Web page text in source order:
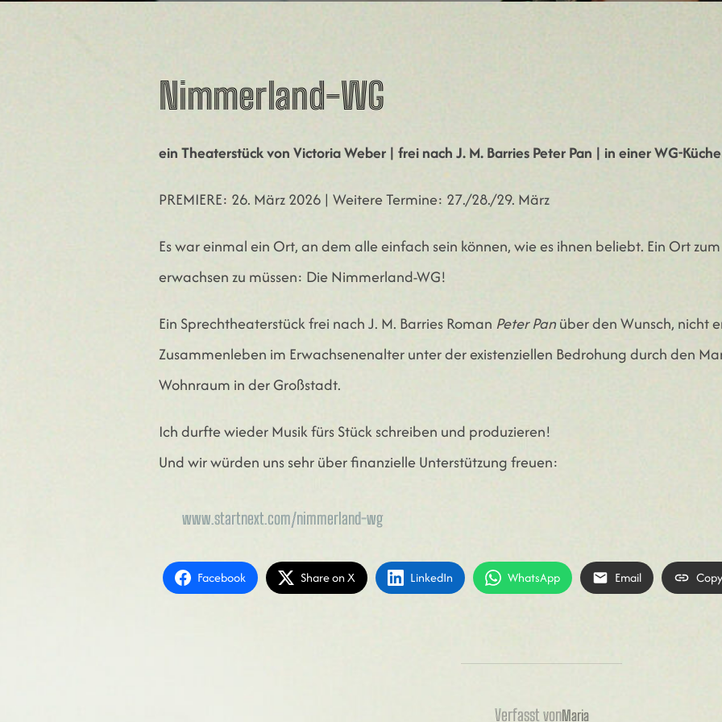
Nimmerland-WG
ein Theaterstück von Victoria Weber | frei nach J. M. Barries Peter Pan | in einer WG-
PREMIERE: 26. März 2026 | Weitere Termine: 27./28./29. März
Es war einmal ein Ort, an dem alle einfach sein können, wie es ihnen beliebt. Ein Ort
erwachsen zu müssen: Die Nimmerland-WG!
Ein Sprechtheaterstück frei nach J. M. Barries Roman Peter Panüber den Wunsch, nicht
Zusammenleben im Erwachsenenalter unter der existenziellen Bedrohung durch den
Wohnraum in der Großstadt.
Ich durfte wieder Musik fürs Stück schreiben und produzieren!
Und wir würden uns sehr über finanzielle Unterstützung freuen:
www.startnext.com/nimmerland-wg
Facebook Share on X LinkedIn WhatsApp Email
BEITRAGSAUTOR
Verfasst vonMaria